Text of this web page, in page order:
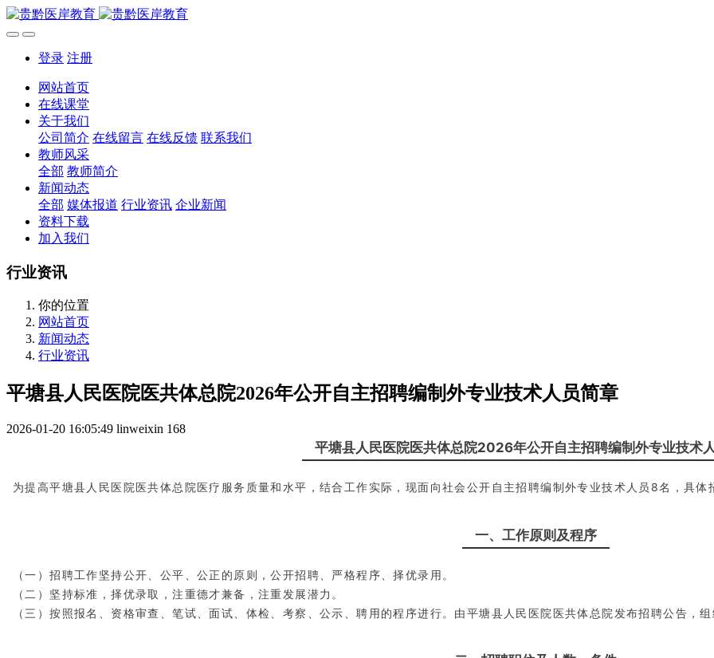
登录 注册
网站首页
在线课堂
关于我们
公司简介 在线留言 在线反馈 联系我们
教师风采
全部 教师简介
新闻动态
全部 媒体报道 行业资讯 企业新闻
资料下载
加入我们
行业资讯
你的位置
网站首页
新闻动态
行业资讯
平塘县人民医院医共体总院2026年公开自主招聘编制外专业技术人员简章
2026-01-20 16:05:49 linweixin 168
平塘县人民医院医共体总院2026年公开自主招聘编制外专业技术
为提高平塘县人民医院医共体总院医疗服务质量和水平，结合工作实际，现面向社会公开自主招聘编制外专业技术人员8名，具体
一、工作原则及程序
（一）招聘工作坚持公开、公平、公正的原则，公开招聘、严格程序、择优录用。
（二）坚持标准，择优录取，注重德才兼备，注重发展潜力。
（三）按照报名、资格审查、笔试、面试、体检、考察、公示、聘用的程序进行。由平塘县人民医院医共体总院发布招聘公告，